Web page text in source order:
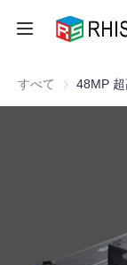
すべて
Home